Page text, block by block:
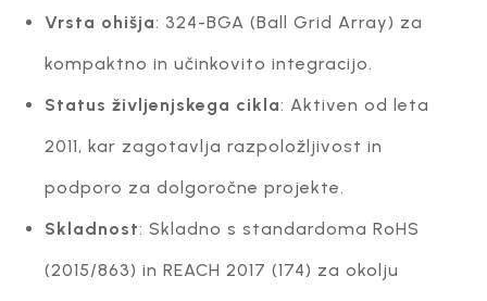
Vrsta ohišja: 324-BGA (Ball Grid Array) za
kompaktno in učinkovito integracijo.
Status življenjskega cikla: Aktiven od leta
2011, kar zagotavlja razpoložljivost in
podporo za dolgoročne projekte.
Skladnost: Skladno s standardoma RoHS
(2015/863) in REACH 2017 (174) za okolju